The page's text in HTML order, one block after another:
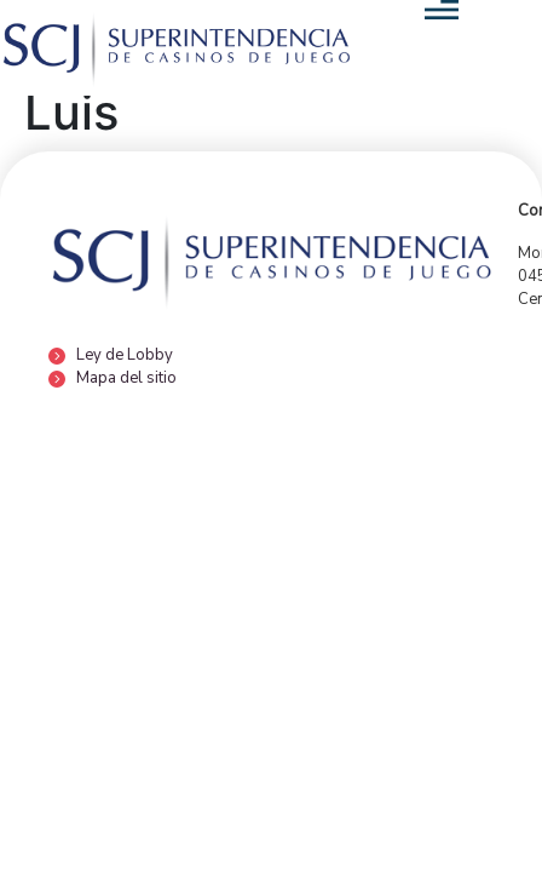
Luis
Ley de Lobby
Mapa del sitio